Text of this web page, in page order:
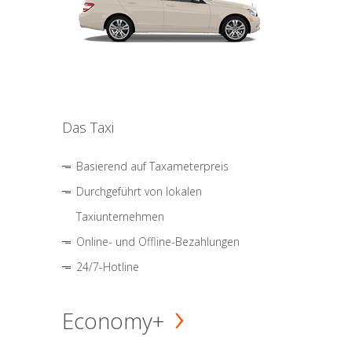
Das Taxi
Basierend auf Taxameterpreis
Durchgeführt von lokalen
Taxiunternehmen
Online- und Offline-Bezahlungen
24/7-Hotline
Economy+